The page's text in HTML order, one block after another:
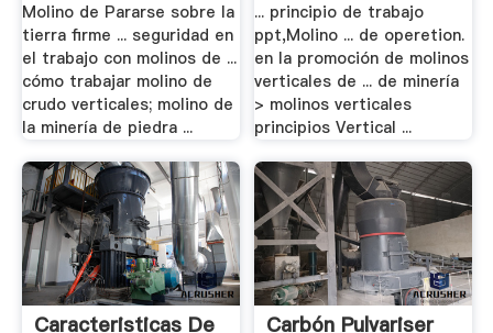
Molino de Pararse sobre la
tierra firme ... seguridad en
el trabajo con molinos de ...
cómo trabajar molino de
crudo verticales; molino de
la minería de piedra ...
... principio de trabajo
ppt,Molino ... de operetion.
en la promoción de molinos
verticales de ... de minería
> molinos verticales
principios Vertical ...
Caracteristicas De
Carbón Pulvariser